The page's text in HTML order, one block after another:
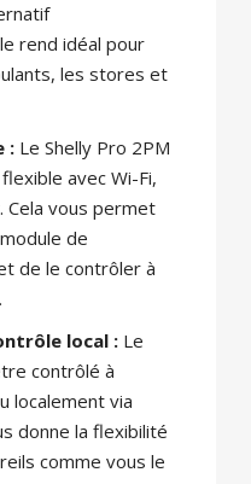
rend idéal pour
les stores et
:Le Shelly Pro 2PM
avec Wi-Fi,
vous permet
de
de le contrôler à
local :Le
contrôlé à
localement via
donne la flexibilité
comme vous le